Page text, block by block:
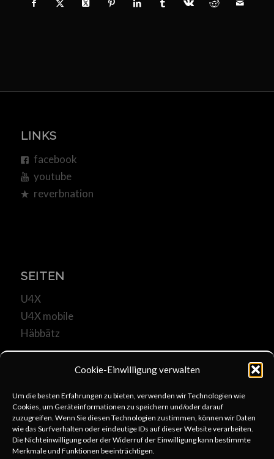
Cookie-Einwilligung verwalten
Um die besten Erfahrungen zu bieten, verwenden wir Technologien wie
Cookies, um Geräteinformationen zu speichern und/oder darauf
zuzugreifen. Wenn Sie diesen Technologien zustimmen, können wir Daten
wie das Surfverhalten oder eindeutige IDs auf dieser Website verarbeiten.
Die Nichteinwilligung oder der Widerruf der Einwilligung kann bestimmte
Merkmale und Funktionen beeinträchtigen.
LINKS
facebook
youtube
reverbnation
SEITEN
U4X
U4X mobile
Häbbätz
KOMMUNIKATION
u4x@web.de
+49 6253 806333